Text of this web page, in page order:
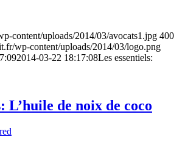
content/uploads/2014/03/avocats1.jpg 400
wp-content/uploads/2014/03/logo.png
2014-03-22 18:17:08Les essentiels:
L’huile de noix de coco